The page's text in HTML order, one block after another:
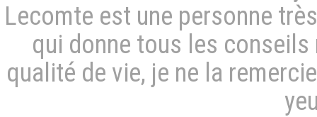
Lecomte est une personne
qui donne tous les conseils
qualité de vie, je ne la